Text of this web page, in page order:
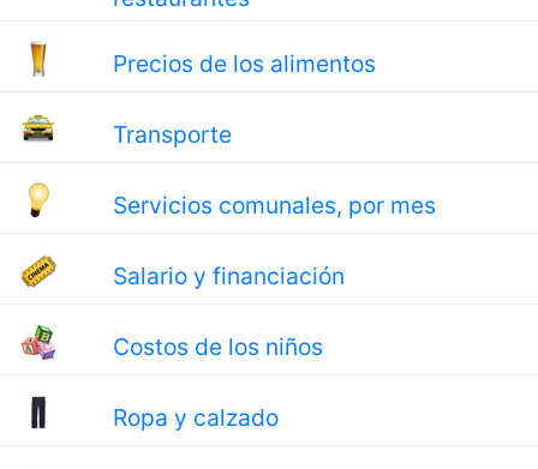
Precios de los alimentos
Transporte
Servicios comunales, por mes
Salario y financiación
Costos de los niños
Ropa y calzado